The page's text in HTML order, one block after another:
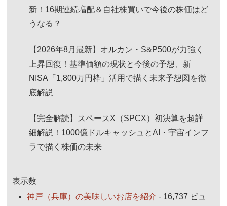
新！16期連続増配＆自社株買いで今後の株価はど
うなる？
【2026年8月最新】オルカン・S&P500が力強く
上昇回復！基準価額の現状と今後の予想、新
NISA「1,800万円枠」活用で描く未来予想図を徹
底解説
【完全解読】スペースX（SPCX）初決算を超詳
細解説！1000億ドルキャッシュとAI・宇宙インフ
ラで描く株価の未来
表示数
神戸（兵庫）の美味しいお店を紹介 - 16,737 ビュ